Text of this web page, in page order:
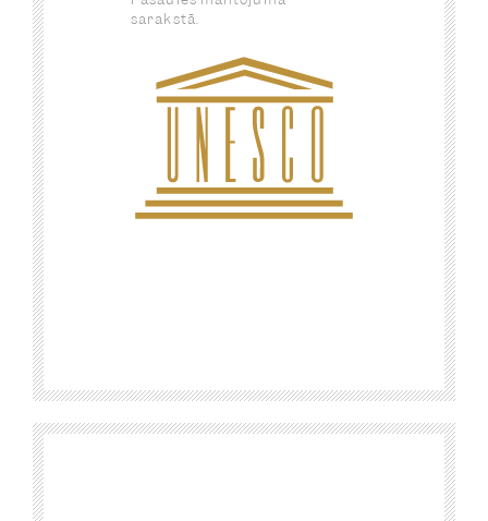
sarakstā.